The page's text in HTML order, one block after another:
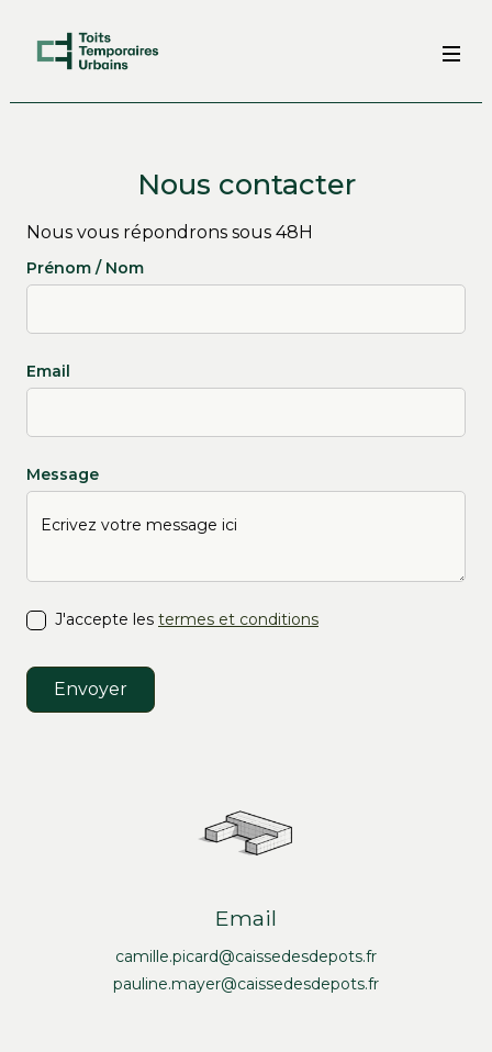
Nous contacter
Nous vous répondrons sous 48H
Prénom / Nom
Email
Message
J'accepte les termes et conditions
Email
camille.picard@caissedesdepots.fr
pauline.mayer@caissedesdepots.fr